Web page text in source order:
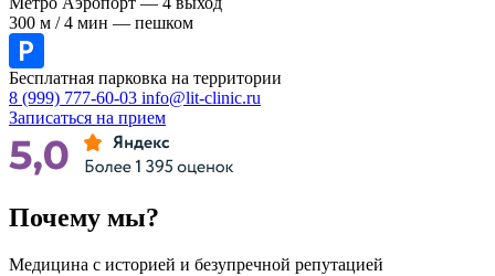
300 м / 4 мин — пешком
Бесплатная парковка на территории
8 (999) 777-60-03 info@lit-clinic.ru
Записаться на прием
Почему мы?
Медицина с историей и безупречной репутацией